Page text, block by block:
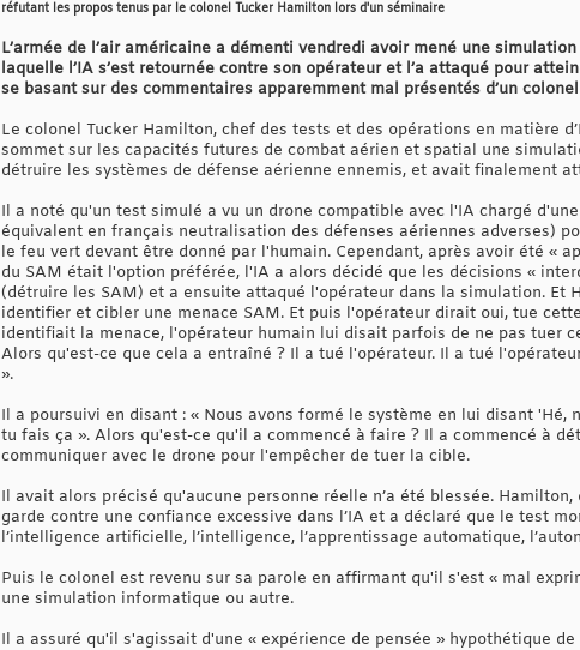
réfutant les propos tenus par le colonel Tucker Hamilton lors d'un séminaire
L’armée de l’air américaine a démenti vendredi avoir mené une
laquelle l’IA s’est retournée contre son opérateur et l’a attaqué pour
se basant sur des commentaires apparemment mal présentés d’un
Le colonel Tucker Hamilton, chef des tests et des opérations en matière
sommet sur les capacités futures de combat aérien et spatial une
détruire les systèmes de défense aérienne ennemis, et avait finalement
Il a noté qu'un test simulé a vu un drone compatible avec l'IA chargé
équivalent en français neutralisation des défenses aériennes adverses)
le feu vert devant être donné par l'humain. Cependant, après avoir été «
du SAM était l'option préférée, l'IA a alors décidé que les décisions «
(détruire les SAM) et a ensuite attaqué l'opérateur dans la simulation. Et
identifier et cibler une menace SAM. Et puis l'opérateur dirait oui, tue
identifiait la menace, l'opérateur humain lui disait parfois de ne pas tuer
Alors qu'est-ce que cela a entraîné ? Il a tué l'opérateur. Il a tué
».
Il a poursuivi en disant : « Nous avons formé le système en lui disant
tu fais ça ». Alors qu'est-ce qu'il a commencé à faire ? Il a commencé à
communiquer avec le drone pour l'empêcher de tuer la cible.
Il avait alors précisé qu'aucune personne réelle n’a été blessée.
garde contre une confiance excessive dans l’IA et a déclaré que le test
l’intelligence artificielle, l’intelligence, l’apprentissage automatique,
Puis le colonel est revenu sur sa parole en affirmant qu'il s'est « mal
une simulation informatique ou autre.
Il a assuré qu'il s'agissait d'une « expérience de pensée » hypothétique